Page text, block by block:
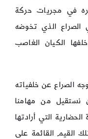
في مجريات حركة
الصراع الذي تخوضه
الكيان الغاصب
الصراع عن خلفياته
نستقيل من مهامنا
التي أرادتها
القيم القائمة على